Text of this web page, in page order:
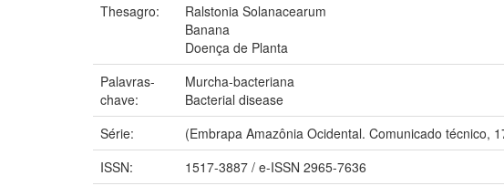
Thesagro:
Ralstonia Solanacearum
Banana
Doença de Planta
Palavras-
chave:
Murcha-bacteriana
Bacterial disease
Série:
(Embrapa Amazônia Ocidental. Comunicado técnico,
ISSN:
1517-3887 / e-ISSN 2965-7636